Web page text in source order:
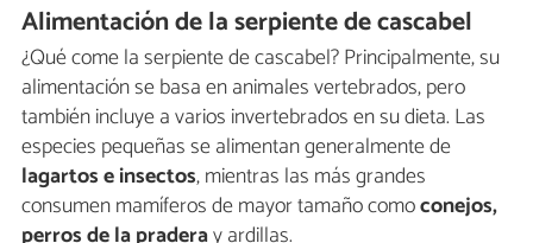
Alimentación de la serpiente de cascabel
¿Qué come la serpiente de cascabel? Principalmente, su
alimentación se basa en animales vertebrados, pero
también incluye a varios invertebrados en su dieta. Las
especies pequeñas se alimentan generalmente de
lagartos e insectos, mientras las más grandes
consumen mamíferos de mayor tamaño comoconejos,